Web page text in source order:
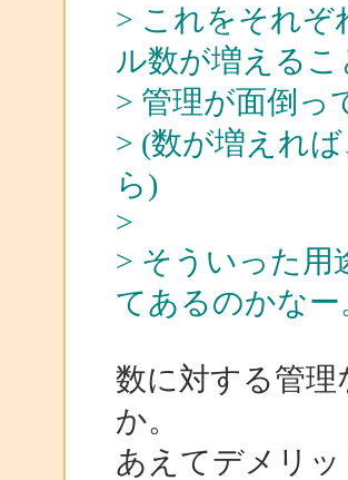
> これをそれぞ
ル数が増えるこ
> 管理が面倒っ
> (数が増えれ
ら)
>
> そういった用
てあるのかなー
数に対する管
か。
あえてデメリ